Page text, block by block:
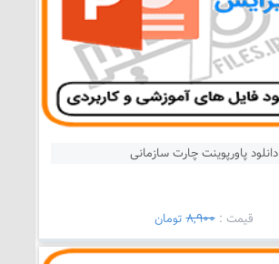
دانلود پاورپوینت چارت سازمانی
قيمت :8,900تومان